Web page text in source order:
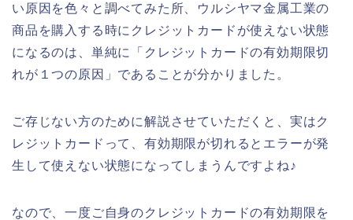
い原因を色々と調べてみた所、ウルシヤマ金属工業の
商品を購入する時にクレジットカードが使えない状態
になるのは、単純に「クレジットカードの有効期限切
れが１つの原因」であることが分かりました。
ご存じない方のために解説させていただくと、実はク
レジットカードって、有効期限が切れるとエラーが発
生して使えない状態になってしまうんですよね♪
なので、一度ご自身のクレジットカードの有効期限を